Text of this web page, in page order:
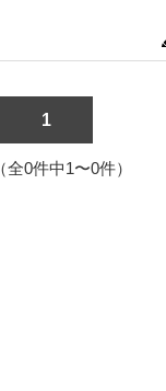
1
全0件中1〜0件）